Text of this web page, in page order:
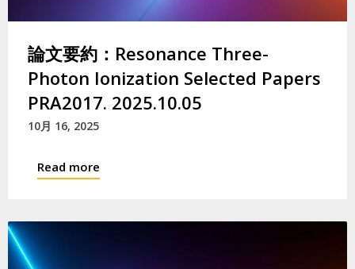
論文要約：Resonance Three-
Photon Ionization Selected Papers
PRA2017. 2025.10.05
10月 16, 2025
Read more